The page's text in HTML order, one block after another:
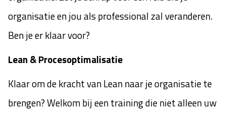
organisatie en jou als professional zal veranderen.
Ben je er klaar voor?
Lean & Procesoptimalisatie
Klaar om de kracht van Lean naar je organisatie te
brengen? Welkom bij een training die niet alleen uw